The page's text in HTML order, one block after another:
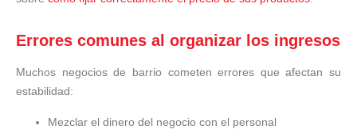
Errores comunes al organizar los ingresos
Muchos negocios de barrio cometen errores que afectan su
estabilidad:
Mezclar el dinero del negocio con el personal